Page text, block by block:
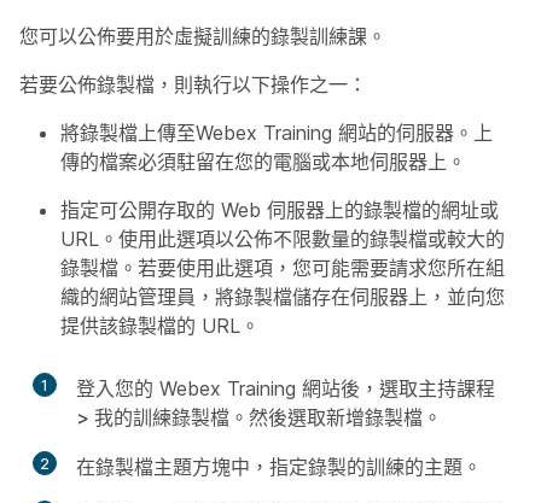
您可以公佈要用於虛擬訓練的錄製訓練課。
若要公佈錄製檔，則執行以下操作之一：
將錄製檔上傳至Webex Training 網站的伺服器。上
傳的檔案必須駐留在您的電腦或本地伺服器上。
指定可公開存取的 Web 伺服器上的錄製檔的網址或
URL。使用此選項以公佈不限數量的錄製檔或較大的
錄製檔。若要使用此選項，您可能需要請求您所在組
織的網站管理員，將錄製檔儲存在伺服器上，並向您
提供該錄製檔的 URL。
1 登入您的 Webex Training 網站後，選取主持課程
> 我的訓練錄製檔 。然後選取新增錄製檔 。
2 在錄製檔主題方塊中，指定錄製的訓練的主題。